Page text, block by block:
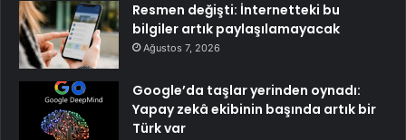
Resmen değişti: İnternetteki bu
bilgiler artık paylaşılamayacak
Ağustos 7, 2026
Google’da taşlar yerinden oynadı:
Yapay zekâ ekibinin başında artık bir
Türk var